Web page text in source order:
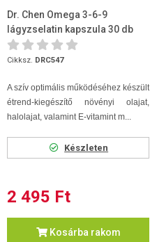
Dr. Chen Omega 3-6-9
lágyzselatin kapszula 30 db
Cikksz. DRC547
A szív optimális működéséhez készült
étrend-kiegészítő növényi olajat,
halolajat, valamint E-vitamint m...
Készleten
2 495 Ft
Kosárba rakom